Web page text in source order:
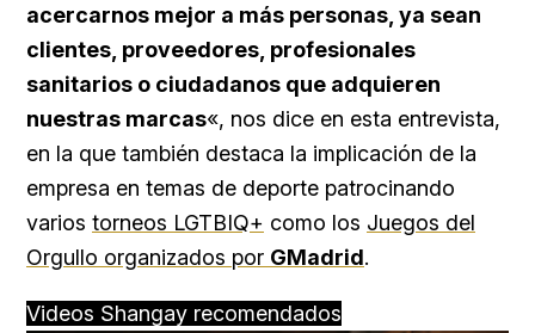
acercarnos mejor a más personas, ya sean
clientes, proveedores, profesionales
sanitarios o ciudadanos que adquieren
nuestras marcas«, nos dice en esta entrevista,
en la que también destaca la implicación de la
empresa en temas de deporte patrocinando
varios torneos LGTBIQ+ como los Juegos del
Orgullo organizados por GMadrid.
Videos Shangay recomendados